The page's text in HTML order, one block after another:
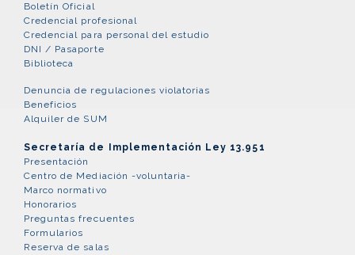
Boletín Oficial
Credencial profesional
Credencial para personal del estudio
DNI / Pasaporte
Biblioteca
Denuncia de regulaciones violatorias
Beneficios
Alquiler de SUM
Secretaría de Implementación Ley 13.951
Presentación
Centro de Mediación -voluntaria-
Marco normativo
Honorarios
Preguntas frecuentes
Formularios
Reserva de salas